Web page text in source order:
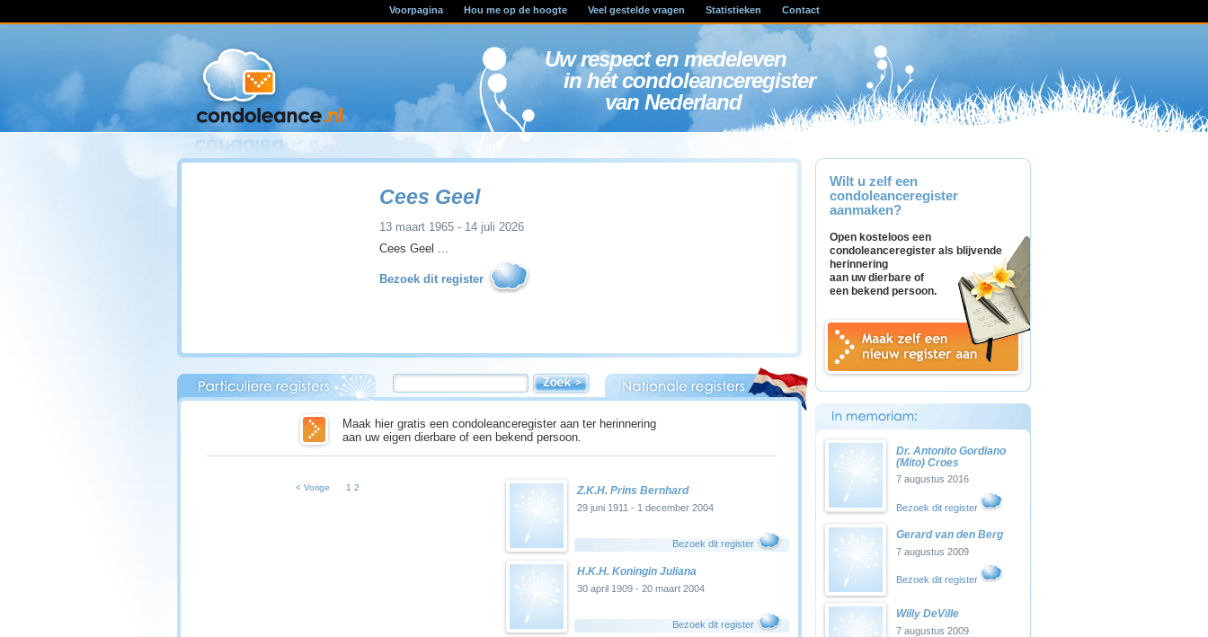
Voorpagina Hou me op de hoogte Veel gestelde vragen Statistieken Contact
Uw respect en medeleven
in hét condoleanceregister
van Nederland
Cees Geel
13 maart 1965 - 14 juli 2026
Cees Geel ...
Bezoek dit register
Maak hier gratis een condoleanceregister aan ter herinnering
aan uw eigen dierbare of een bekend persoon.
< Vorige 1 2 Z.K.H. Prins Bernhard
29 juni 1911 - 1 december 2004
Bezoek dit register
H.K.H. Koningin Juliana
30 april 1909 - 20 maart 2004
Bezoek dit register
Wilt u zelf een
condoleanceregister
aanmaken?
Open kosteloos een
condoleanceregister als blijvende
herinnering
aan uw dierbare of
een bekend persoon.
Dr. Antonito Gordiano
(Mito) Croes
7 augustus 2016
Bezoek dit register
Gerard van den Berg
7 augustus 2009
Bezoek dit register
Willy DeVille
7 augustus 2009